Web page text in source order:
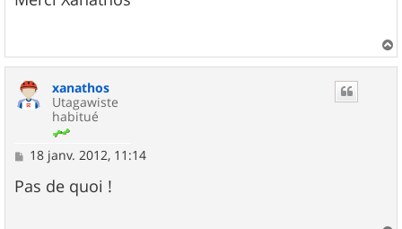
s
e
a
xanathos
Utagawiste
habitué
M
s
s
18 janv. 2012, 11:14
Pas de quoi !